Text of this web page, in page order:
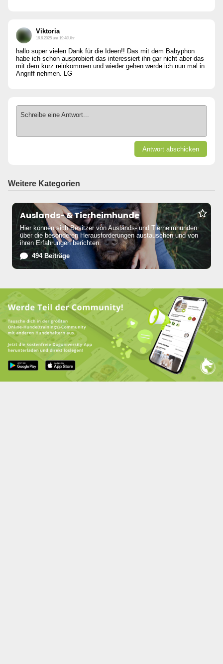
Viktoria
16.6.2025 um 19:48Uhr
hallo super vielen Dank für die Ideen!! Das mit dem Babyphon
habe ich schon ausprobiert das interessiert ihn gar nicht aber das
mit dem kurz reinkommen und wieder gehen werde ich nun mal in
Angriff nehmen. LG
Schreibe eine Antwort...
Antwort abschicken
Weitere Kategorien
Auslands- & Tierheimhunde
Hier können sich Besitzer von Auslands- und Tierheimhunden
über die besonderen Herausforderungen austauschen und von
ihren Erfahrungen berichten.
494 Beiträge